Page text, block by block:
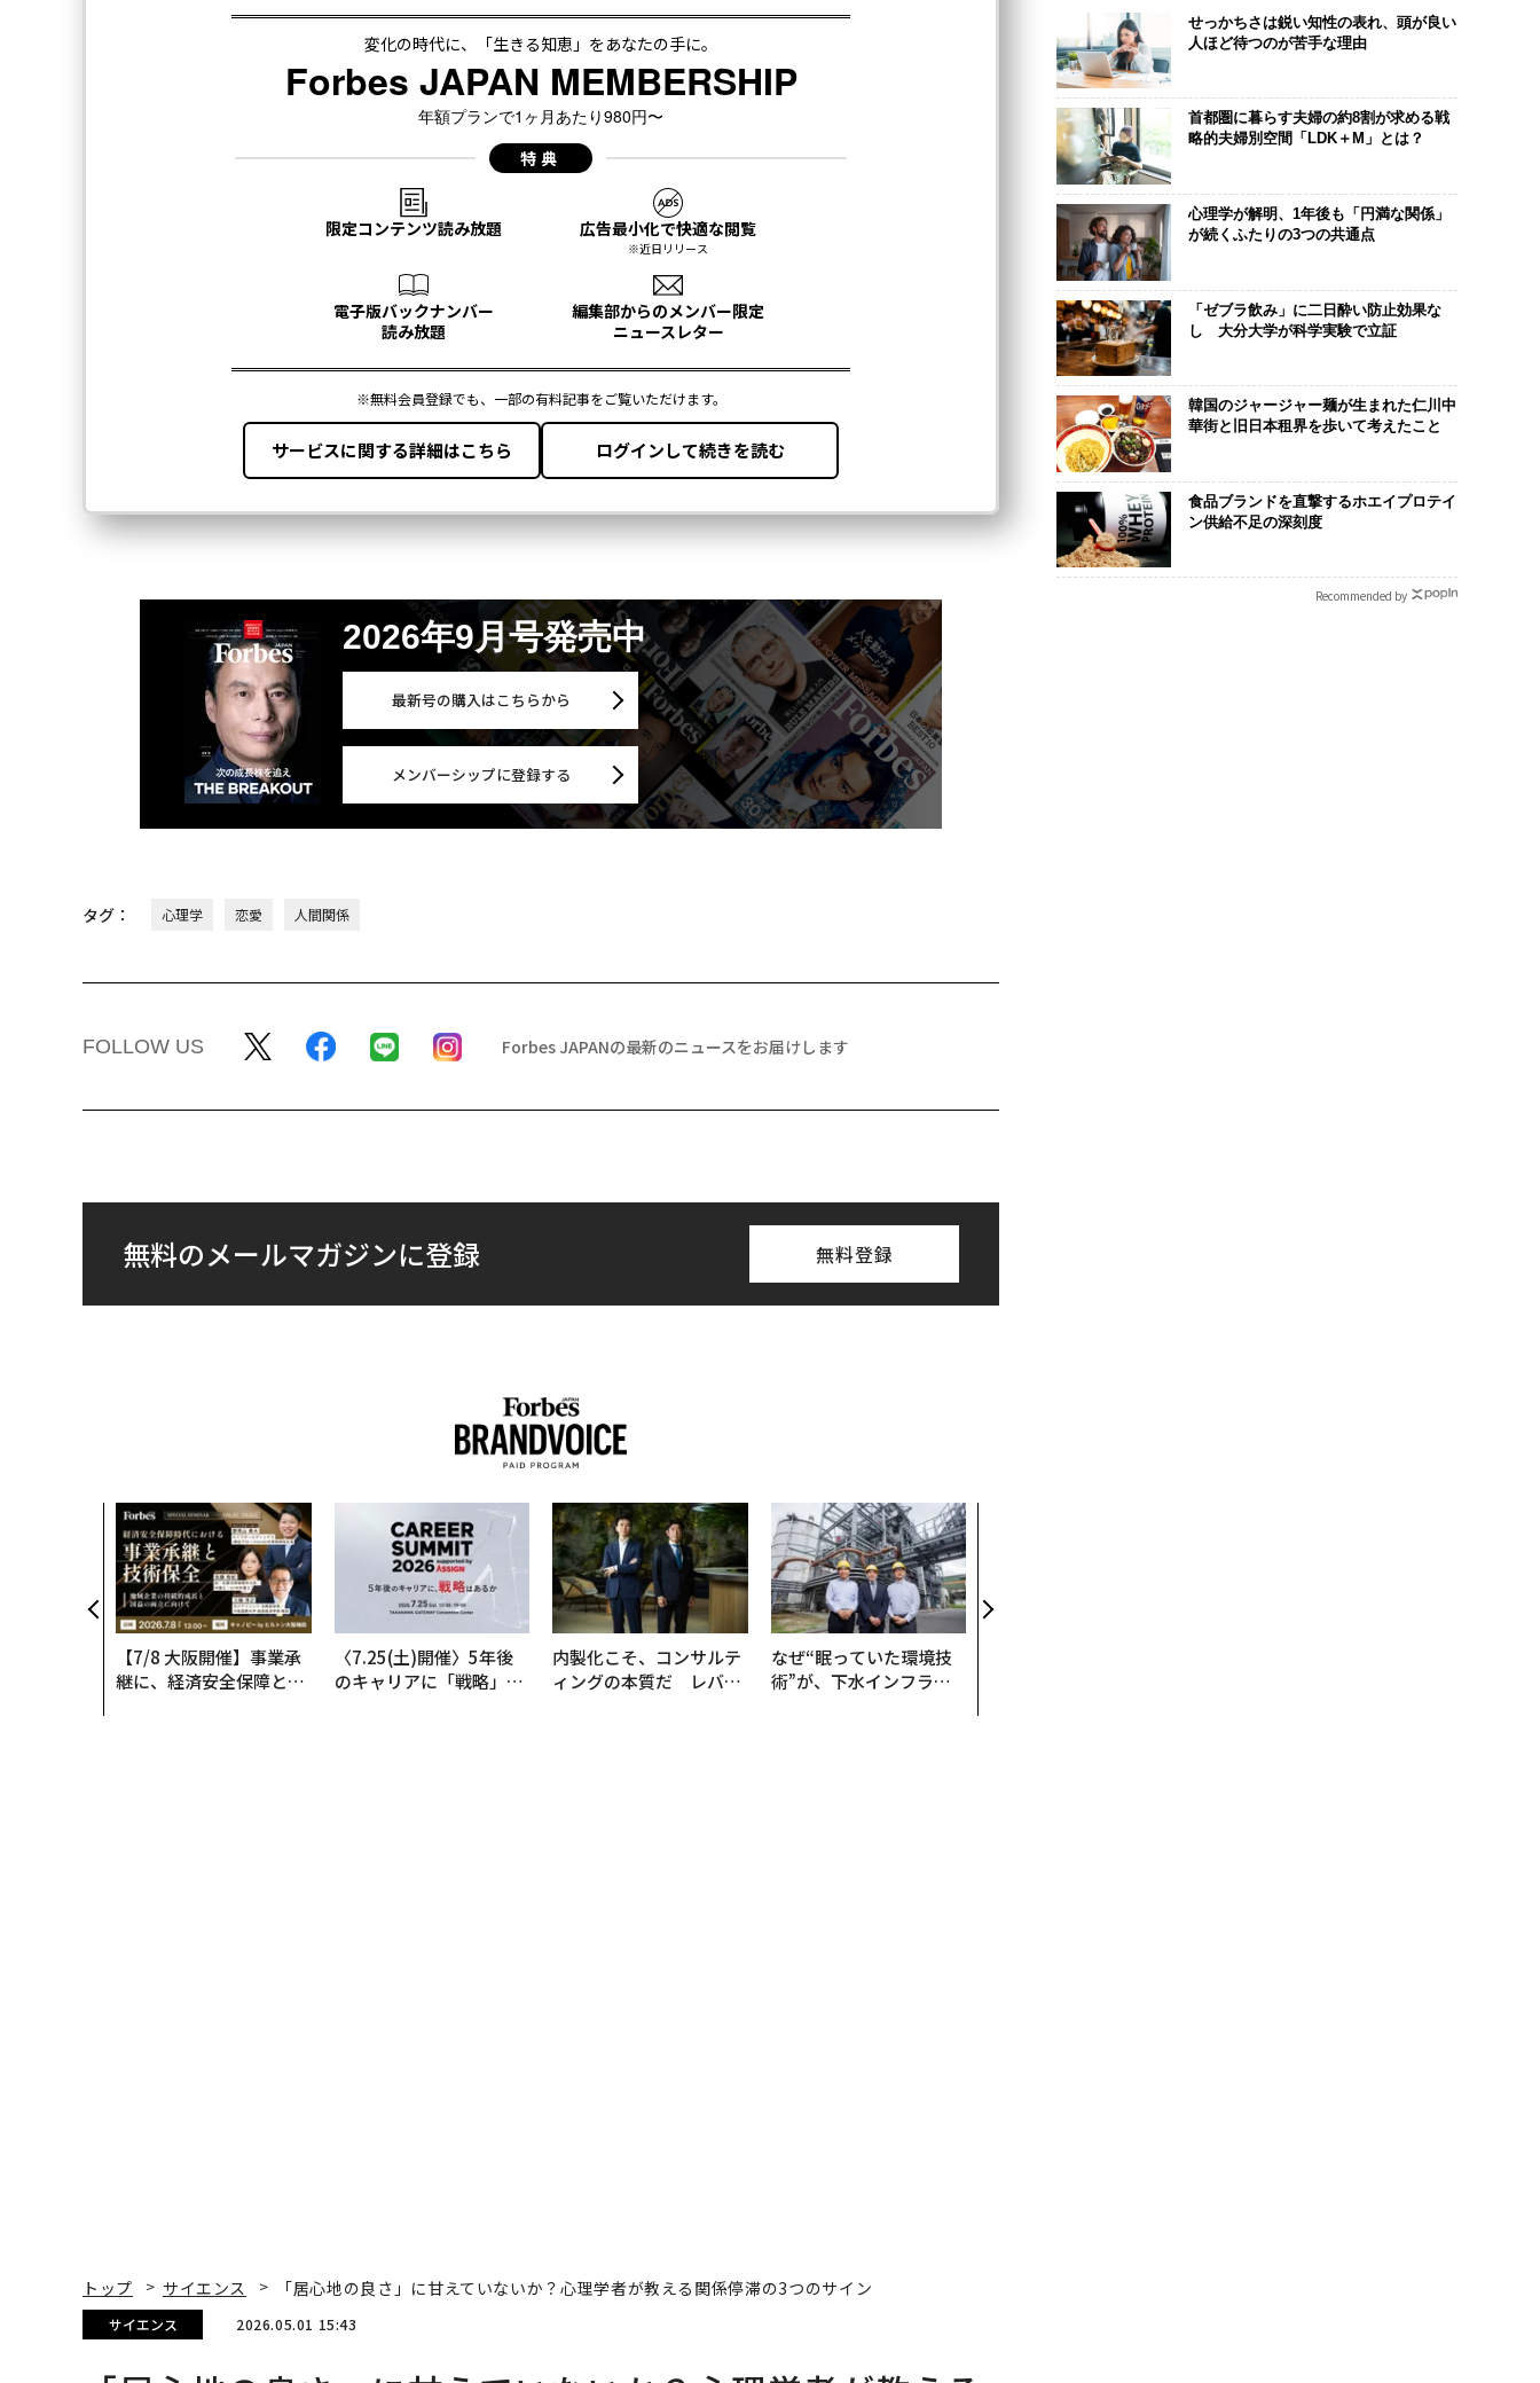
2026年9月号発売中
最新号の購入はこちらから
メンバーシップに登録する
タグ： 心理学 恋愛 人間関係
FOLLOW US Forbes JAPANの最新のニュースをお届けします
無料のメールマガジンに登録 無料登録
【7/8 大阪開催】事業承
継に、経済安全保障とい
〈7.25(土)開催〉5年後
のキャリアに「戦略」は
内製化こそ、コンサルテ
ィングの本質だ レバレ
なぜ“眠っていた環境技
術”が、下水インフラを
支援とは
せっかちさは鋭い知性の表れ、頭が良い
人ほど待つのが苦手な理由
首都圏に暮らす夫婦の約8割が求める戦
略的夫婦別空間「LDK＋M」とは？
心理学が解明、1年後も「円満な関係」
が続くふたりの3つの共通点
「ゼブラ飲み」に二日酔い防止効果な
し 大分大学が科学実験で立証
韓国のジャージャー麺が生まれた仁川中
華街と旧日本租界を歩いて考えたこと
食品ブランドを直撃するホエイプロテイ
ン供給不足の深刻度
Recommended by